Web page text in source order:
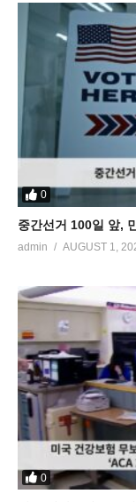
0
중간선거 100일 앞,
admin AUGUST 1,
0